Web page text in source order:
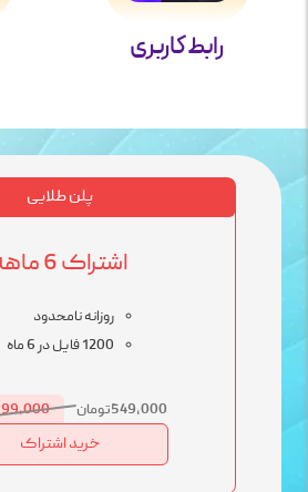
رابط کاربری
پلن طلایی
اشتراک 6 ماهه
روزانه نامحدود
1200 فایل در 6 ماه
549,000تومان 99,000تومان
خرید اشتراک